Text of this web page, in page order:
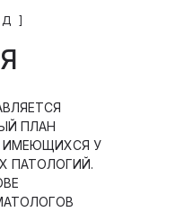
]
ПЛАН
ИМЕЮЩИХСЯ У
ПАТОЛОГИЙ.